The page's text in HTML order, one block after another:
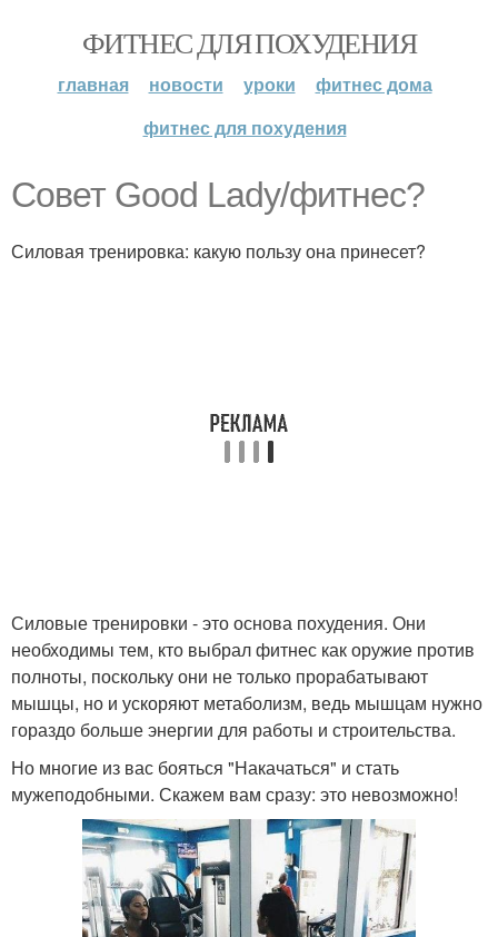
ФИТНЕС ДЛЯ ПОХУДЕНИЯ
главная новости уроки
фитнес дома
фитнес для похудения
Совет Good Lady/фитнес?
Силовая тренировка: какую пользу она принесет?
Силовые тренировки - это основа похудения. Они
необходимы тем, кто выбрал фитнес как оружие против
полноты, поскольку они не только прорабатывают
мышцы, но и ускоряют метаболизм, ведь мышцам нужно
гораздо больше энергии для работы и строительства.
Но многие из вас бояться "Накачаться" и стать
мужеподобными. Скажем вам сразу: это невозможно!